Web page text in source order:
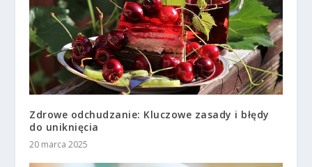
Zdrowe odchudzanie: Kluczowe zasady i błędy
do uniknięcia
20 marca 2025